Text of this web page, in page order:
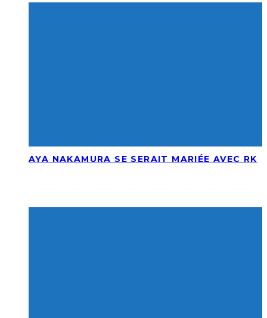
AYA NAKAMURA SE SERAIT MARIÉE AVEC RK